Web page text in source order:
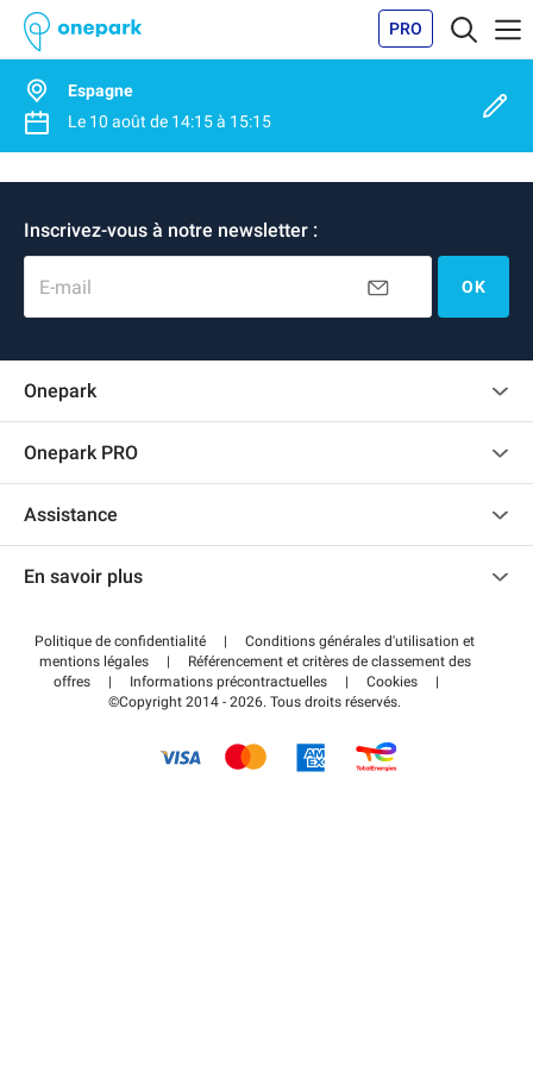
PRO
Espagne
Le 10 août de 14:15à 15:15
Inscrivez-vous à notre newsletter :
E-mail OK
Onepark
Recrutement
Onepark PRO
Accéder à mon espace partenaire
Assistance
Centre d'aide
Régler votre stationnement FLOW
En savoir plus
Wiki
Guide du stationnement
Politique de confidentialité |
Conditions générales d'utilisation et
mentions légales
|
Référencement et critères de classement des
offres
| Informations précontractuelles | Cookies
|
©Copyright 2014 - 2026. Tous droits réservés.